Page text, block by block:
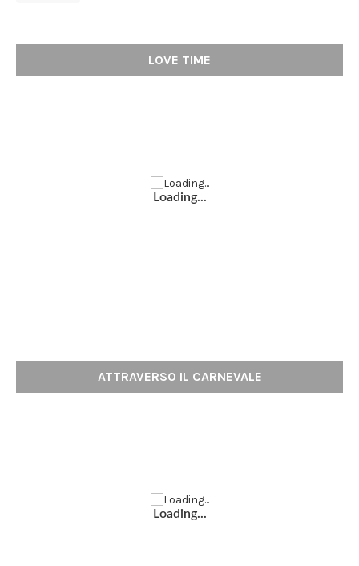
LOVE TIME
Loading...
ATTRAVERSO IL CARNEVALE
Loading...